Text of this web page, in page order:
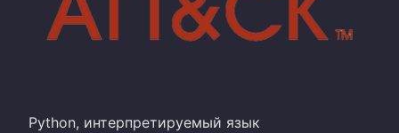
Python, интерпретируемый язык